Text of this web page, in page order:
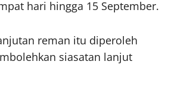
hari hingga 15 September.
reman itu diperoleh
siasatan lanjut